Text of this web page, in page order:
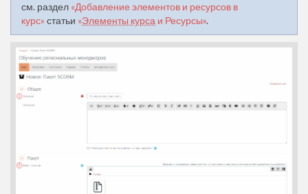
см. раздел «Добавление элементов и ресурсов в
курс» статьи «Элементы курса и Ресурсы».